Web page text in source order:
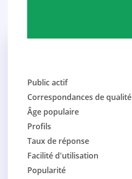
Public actif
Correspondances de qualité
Âge populaire
Profils
Taux de réponse
Facilité d'utilisation
Popularité